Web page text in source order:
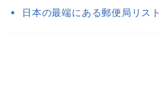
日本の最端にある郵便局リスト